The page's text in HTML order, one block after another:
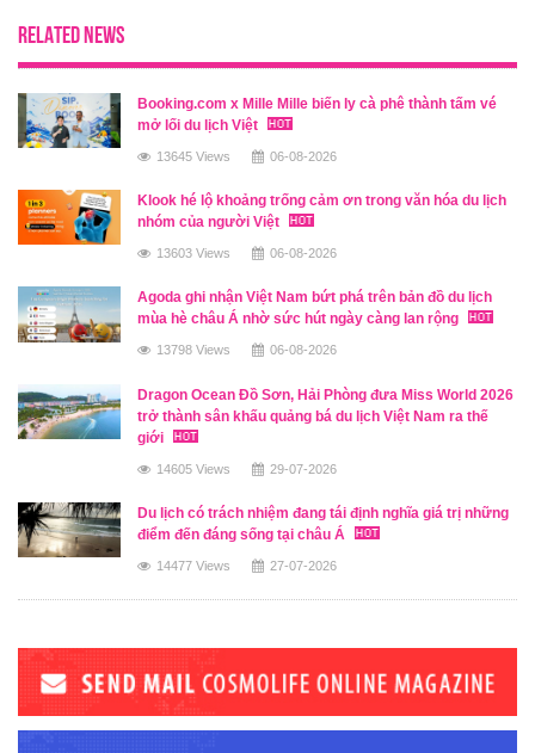
RELATED NEWS
Booking.com x Mille Mille biến ly cà phê thành tấm vé
mở lối du lịch Việt
13645 Views 06-08-2026
Klook hé lộ khoảng trống cảm ơn trong văn hóa du lịch
nhóm của người Việt
13603 Views 06-08-2026
Agoda ghi nhận Việt Nam bứt phá trên bản đồ du lịch
mùa hè châu Á nhờ sức hút ngày càng lan rộng
13798 Views 06-08-2026
Dragon Ocean Đồ Sơn, Hải Phòng đưa Miss World 2026
trở thành sân khấu quảng bá du lịch Việt Nam ra thế
giới
14605 Views 29-07-2026
Du lịch có trách nhiệm đang tái định nghĩa giá trị những
điểm đến đáng sống tại châu Á
14477 Views 27-07-2026